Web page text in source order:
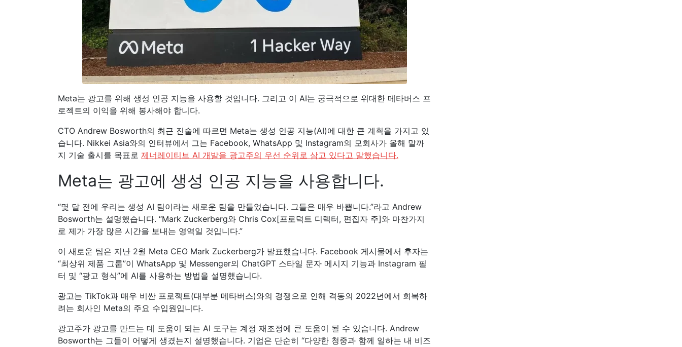
Meta는 광고를 위해 생성 인공 지능을 사용할 것입니다. 그리고 이 AI는 궁극적으로 위대한 메타버스 프
로젝트의 이익을 위해 봉사해야 합니다.
CTO Andrew Bosworth의 최근 진술에 따르면 Meta는 생성 ​​인공 지능(AI)에 대한 큰 계획을 가지고 있
습니다. Nikkei Asia와의 인터뷰에서 그는 Facebook, WhatsApp 및 Instagram의 모회사가 올해 말까
지 기술 출시를 목표로 제너레이티브 AI 개발을 광고주의 우선 순위로 삼고 있다고 말했습니다.
Meta는 광고에 생성 인공 지능을 사용합니다.
“몇 달 전에 우리는 생성 AI 팀이라는 새로운 팀을 만들었습니다. 그들은 매우 바쁩니다.”라고 Andrew
Bosworth는 설명했습니다. “Mark Zuckerberg와 Chris Cox[프로덕트 디렉터, 편집자 주]와 마찬가지
로 제가 가장 많은 시간을 보내는 영역일 것입니다.”
이 새로운 팀은 지난 2월 Meta CEO Mark Zuckerberg가 발표했습니다. Facebook 게시물에서 후자는
“최상위 제품 그룹”이 WhatsApp 및 Messenger의 ChatGPT 스타일 문자 메시지 기능과 Instagram 필
터 및 “광고 형식”에 AI를 사용하는 방법을 설명했습니다.
광고는 TikTok과 매우 비싼 프로젝트(대부분 메타버스)와의 경쟁으로 인해 격동의 2022년에서 회복하
려는 회사인 Meta의 주요 수입원입니다.
광고주가 광고를 만드는 데 도움이 되는 AI 도구는 계정 재조정에 큰 도움이 될 수 있습니다. Andrew
Bosworth는 그들이 어떻게 생겼는지 설명했습니다. 기업은 단순히 “다양한 청중과 함께 일하는 내 비즈